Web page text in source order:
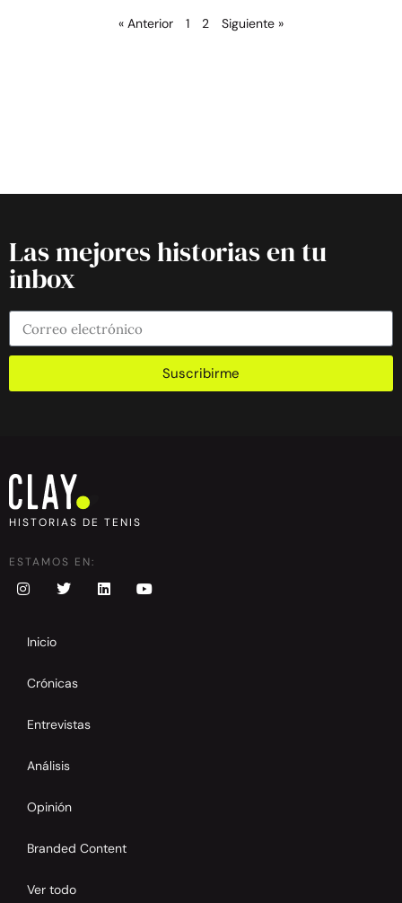
« Anterior 1 2 Siguiente »
Las mejores historias en tu
inbox
Suscribirme
HISTORIAS DE TENIS
ESTAMOS EN:
Inicio
Crónicas
Entrevistas
Análisis
Opinión
Branded Content
Ver todo